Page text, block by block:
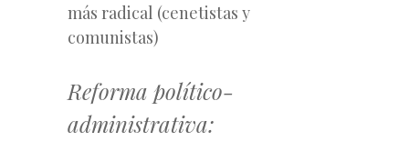
más radical (cenetistas y
comunistas)
Reforma político-
administrativa: